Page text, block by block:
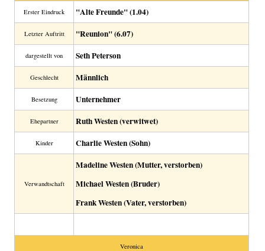
Erster Eindruck "Alte Freunde" (1.04)
Letzter Auftritt "Reunion" (6.07)
dargestellt von Seth Peterson
Geschlecht Männlich
Besetzung Unternehmer
Ehepartner Ruth Westen (verwitwet)
Kinder Charlie Westen (Sohn)
Verwandtschaft
Madeline Westen (Mutter, verstorben)
Michael Westen (Bruder)
Frank Westen (Vater, verstorben)
Veronica